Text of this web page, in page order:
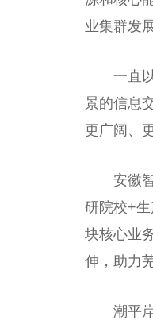
业集群发展
一直
景的信息
更广阔、
安徽
研院校+
块核心业
伸，助力
潮平